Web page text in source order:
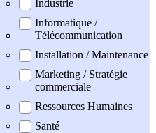
Industrie
Informatique /
Télécommunication
Installation / Maintenance
Marketing / Stratégie
commerciale
Ressources Humaines
Santé